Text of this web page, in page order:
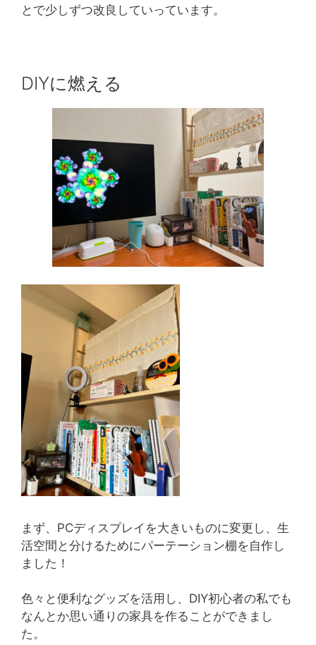
とで少しずつ改良していっています。
DIYに燃える
まず、PCディスプレイを大きいものに変更し、生
活空間と分けるためにパーテーション棚を自作し
ました！
色々と便利なグッズを活用し、DIY初心者の私でも
なんとか思い通りの家具を作ることができまし
た。